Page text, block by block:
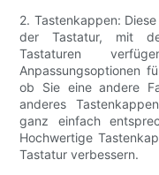
2. Tastenkappen:
der Tastatur, mit
Tastaturen
Anpassungsoptionen
ob Sie eine andere
anderes
ganz einfach
Hochwertige
Tastatur verbessern.